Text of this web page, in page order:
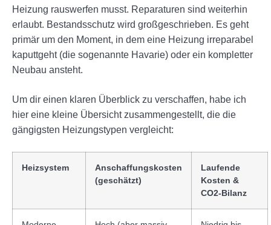
Heizung rauswerfen musst. Reparaturen sind weiterhin
erlaubt. Bestandsschutz wird großgeschrieben. Es geht
primär um den Moment, in dem eine Heizung irreparabel
kaputtgeht (die sogenannte Havarie) oder ein kompletter
Neubau ansteht.
Um dir einen klaren Überblick zu verschaffen, habe ich
hier eine kleine Übersicht zusammengestellt, die die
gängigsten Heizungstypen vergleicht:
Heizsystem
Anschaffungskosten
(geschätzt)
Laufende
Kosten &
CO2-Bilanz